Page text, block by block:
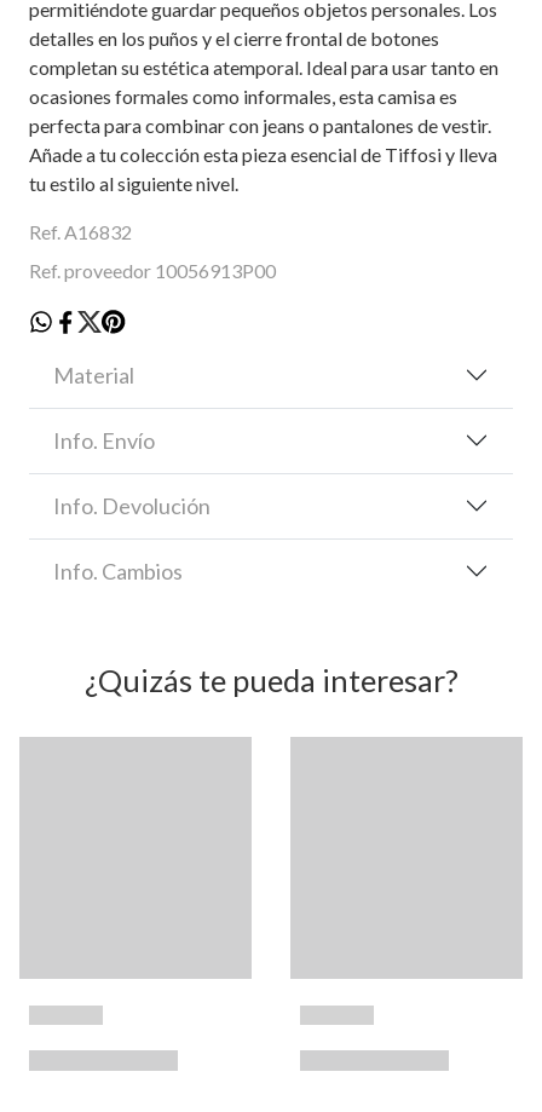
permitiéndote guardar pequeños objetos personales. Los
detalles en los puños y el cierre frontal de botones
completan su estética atemporal. Ideal para usar tanto en
ocasiones formales como informales, esta camisa es
perfecta para combinar con jeans o pantalones de vestir.
Añade a tu colección esta pieza esencial de Tiffosi y lleva
tu estilo al siguiente nivel.
Ref. A16832
Ref. proveedor 10056913P00
Material
Info. Envío
Info. Devolución
Info. Cambios
¿Quizás te pueda interesar?